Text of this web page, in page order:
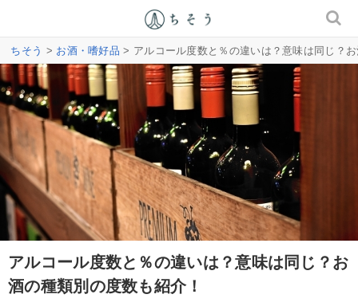
ちそう > お酒・嗜好品 > アルコール度数と％の違いは？意味は同じ？
アルコール度数と％の違いは？意味は同じ？お
酒の種類別の度数も紹介！